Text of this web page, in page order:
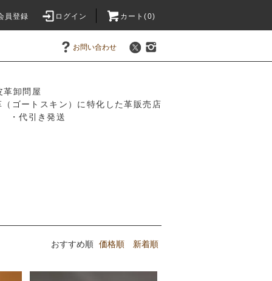
員登録 ログイン カート(0)
お問い合わせ
革卸問屋
ゴートスキン）に特化した革販売店
・代引き発送
おすすめ順 価格順 新着順